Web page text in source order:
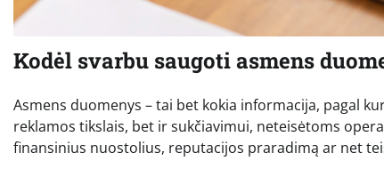
Kodėl svarbu saugoti asmens
Asmens duomenys – tai bet kokia informacija, pagal
reklamos tikslais, bet ir sukčiavimui, neteisėtoms
finansinius nuostolius, reputacijos praradimą ar net